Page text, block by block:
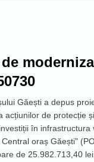
Găești a depus
acțiunilor de protecție
în infrastructura
oraș Găești"
de 25.982.713,40